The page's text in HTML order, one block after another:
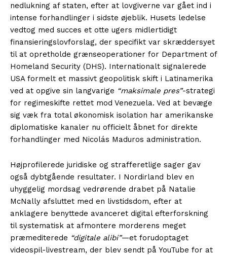
nedlukning af staten, efter at lovgiverne var gået ind i
intense forhandlinger i sidste øjeblik. Husets ledelse
vedtog med succes et otte ugers midlertidigt
finansieringslovforslag, der specifikt var skræddersyet
til at opretholde grænseoperationer for Department of
Homeland Security (DHS). Internationalt signalerede
USA formelt et massivt geopolitisk skift i Latinamerika
ved at opgive sin langvarige “maksimale pres”-strategi
for regimeskifte rettet mod Venezuela. Ved at bevæge
sig væk fra total økonomisk isolation har amerikanske
diplomatiske kanaler nu officielt åbnet for direkte
forhandlinger med Nicolás Maduros administration.
Højprofilerede juridiske og strafferetlige sager gav
også dybtgående resultater. I Nordirland blev en
uhyggelig mordsag vedrørende drabet på Natalie
McNally afsluttet med en livstidsdom, efter at
anklagere benyttede avanceret digital efterforskning
til systematisk at afmontere morderens meget
præmediterede “digitale alibi”—et forudoptaget
videospil-livestream, der blev sendt på YouTube for at